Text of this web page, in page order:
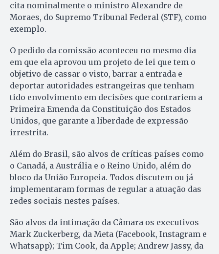
cita nominalmente o ministro Alexandre de
Moraes, do Supremo Tribunal Federal (STF), como
exemplo.
O pedido da comissão aconteceu no mesmo dia
em que ela aprovou um projeto de lei que tem o
objetivo de cassar o visto, barrar a entrada e
deportar autoridades estrangeiras que tenham
tido envolvimento em decisões que contrariem a
Primeira Emenda da Constituição dos Estados
Unidos, que garante a liberdade de expressão
irrestrita.
Além do Brasil, são alvos de críticas países como
o Canadá, a Austrália e o Reino Unido, além do
bloco da União Europeia. Todos discutem ou já
implementaram formas de regular a atuação das
redes sociais nestes países.
São alvos da intimação da Câmara os executivos
Mark Zuckerberg, da Meta (Facebook, Instagram e
Whatsapp); Tim Cook, da Apple; Andrew Jassy, da